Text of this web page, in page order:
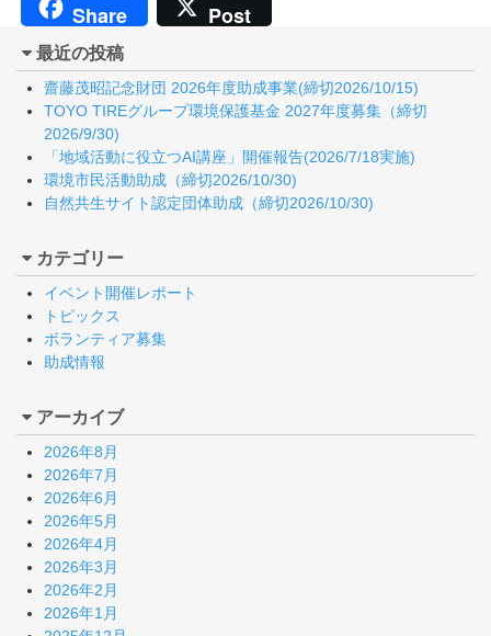
Share Post
最近の投稿
齋藤茂昭記念財団 2026年度助成事業(締切2026/10/15)
TOYO TIREグループ環境保護基金 2027年度募集（締切
2026/9/30)
「地域活動に役立つAI講座」開催報告(2026/7/18実施)
環境市民活動助成（締切2026/10/30)
自然共生サイト認定団体助成（締切2026/10/30)
カテゴリー
イベント開催レポート
トピックス
ボランティア募集
助成情報
アーカイブ
2026年8月
2026年7月
2026年6月
2026年5月
2026年4月
2026年3月
2026年2月
2026年1月